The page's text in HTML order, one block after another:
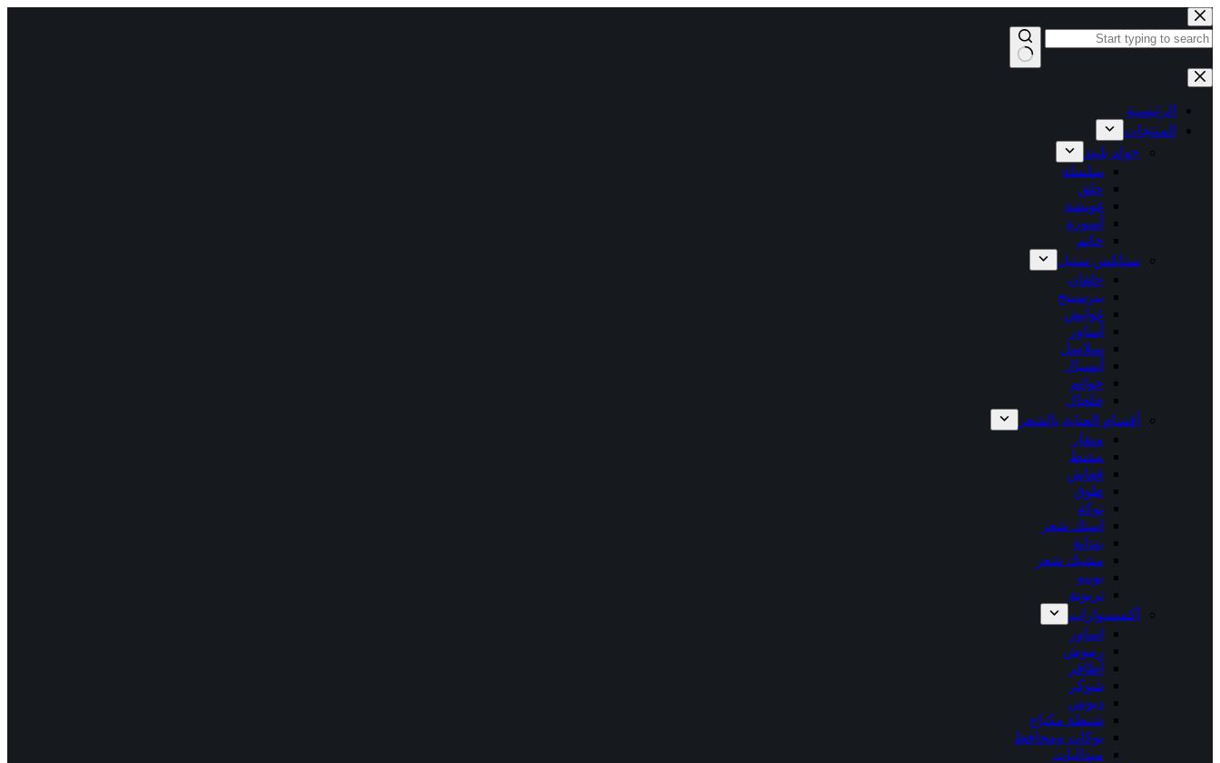
التجاوز
إلى
المحتوى
نتائج
الرئيسية
المنتجات
جولد بليتد
سلسلة
حلق
غويشة
أسورة
خاتم
ستانلس ستيل
حلقان
بيرسينج
غوايش
أساور
سلاسل
أنسيال
خواتم
خلخال
أقسام العناية بالشعر
منقار
مشط
قفاش
طوق
توكة
استك شعر
بندانة
مشبك شعر
بونيه
تربونة
أكسسوارات
اساور
رموش
أظافر
شوكر
دبوس
شنطة مكياج
بوكات ومحافظ
ميداليات